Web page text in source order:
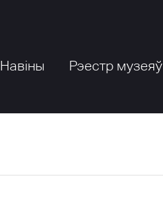
Навіны Рэестр музеяў